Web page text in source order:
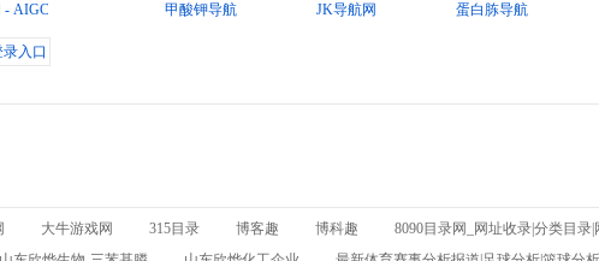
AIGC工具箱 甲酸钾导航 JK导航网 蛋白胨导航
大牛游戏网 315目录 博客趣 博科趣 8090目录网_网址收录|分类目